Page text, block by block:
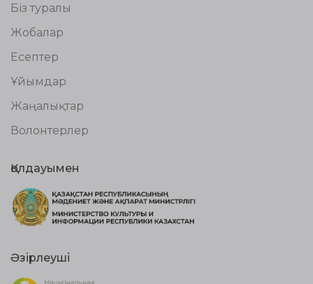
Біз туралы
Жобалар
Есептер
Ұйымдар
Жаңалықтар
Волонтерлер
Қолдауымен
Әзірлеуші